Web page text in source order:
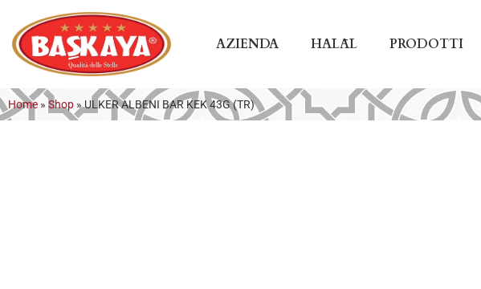
AZIENDA HALĀL PRODOTTI
Home » Shop »ULKER ALBENI BAR KEK 43G (TR)